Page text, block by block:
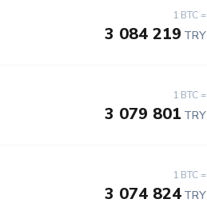
1 BTC =
3 084 219 TRY
1 BTC =
3 079 801 TRY
1 BTC =
3 074 824 TRY